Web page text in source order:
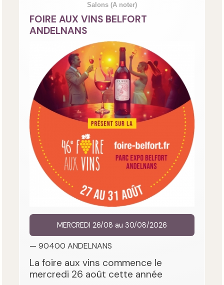
Salons (A noter)
FOIRE AUX VINS BELFORT
ANDELNANS
MERCREDI 26/08 au 30/08/2026
— 90400 ANDELNANS
La foire aux vins commence le
mercredi 26 août cette année